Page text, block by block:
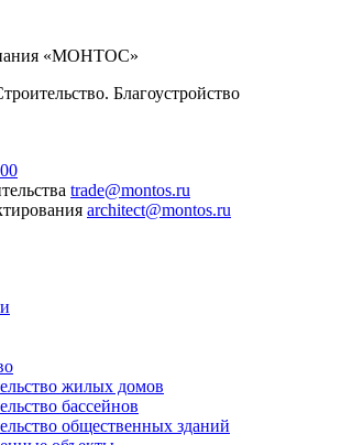
«МОНТОС»
Благоустройство
trade@montos.ru
architect@montos.ru
жилых домов
бассейнов
общественных зданий